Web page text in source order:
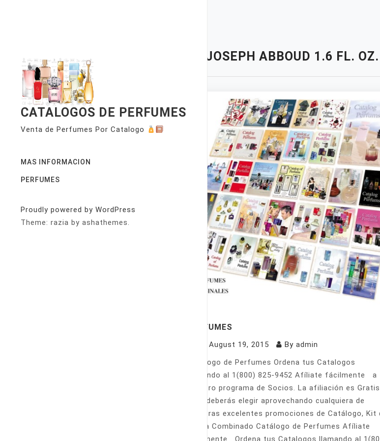
CATALOGOS DE PERFUMES
Venta de Perfumes Por Catalogo
MAS INFORMACION
PERFUMES
Proudly powered by WordPress
Theme: razia by ashathemes.
JOSEPH ABBOUD 1.6 FL.
PERFUMES
August 19, 2015 By admin
Catálogo de Perfumes Ordena tus Catalogos
llamando al 1(800) 825-9452 Afíliate fácilmente a
nuestro programa de Socios. La afiliación es
Sólo deberás elegir aprovechando cualquiera de
nuestras excelentes promociones de Catálogo, Kit
Venta Combinado Catálogo de Perfumes Afíliate
fácilmente Ordena tus Catalogos llamando al